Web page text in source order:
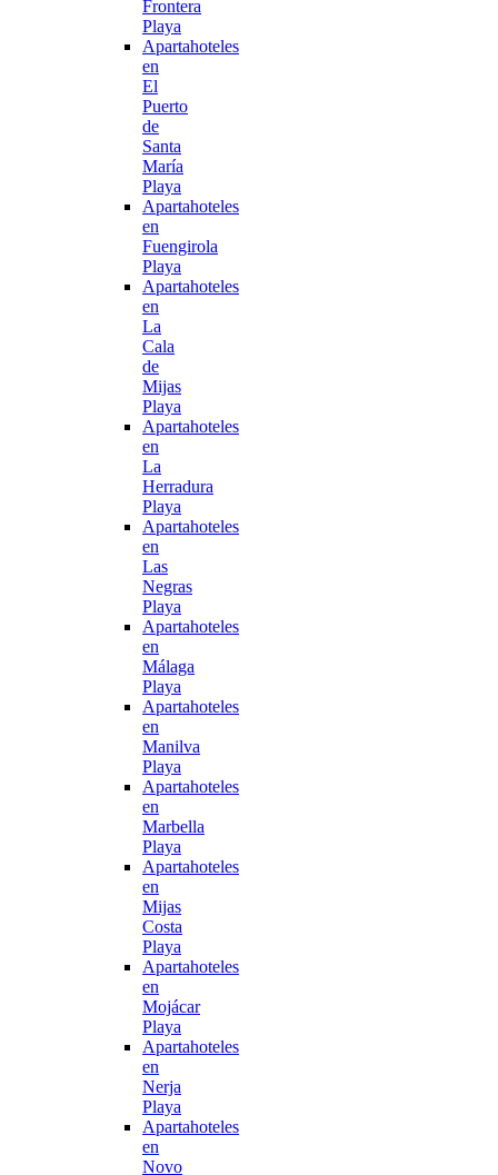
Frontera
Playa
Apartahoteles
en
El
Puerto
de
Santa
María
Playa
Apartahoteles
en
Fuengirola
Playa
Apartahoteles
en
La
Cala
de
Mijas
Playa
Apartahoteles
en
La
Herradura
Playa
Apartahoteles
en
Las
Negras
Playa
Apartahoteles
en
Málaga
Playa
Apartahoteles
en
Manilva
Playa
Apartahoteles
en
Marbella
Playa
Apartahoteles
en
Mijas
Costa
Playa
Apartahoteles
en
Mojácar
Playa
Apartahoteles
en
Nerja
Playa
Apartahoteles
en
Novo